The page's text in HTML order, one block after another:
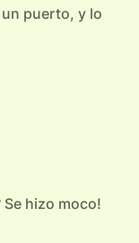
puerto, y lo
hizo moco!